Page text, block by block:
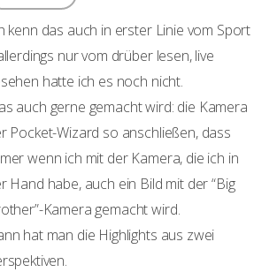
kenn das auch in erster Linie vom Sport
nur vom drüber lesen, live
hatte ich es noch nicht.
auch gerne gemacht wird: die Kamera
Pocket-Wizard so anschließen, dass
wenn ich mit der Kamera, die ich in
Hand habe, auch ein Bild mit der “Big
Kamera gemacht wird.
hat man die Highlights aus zwei